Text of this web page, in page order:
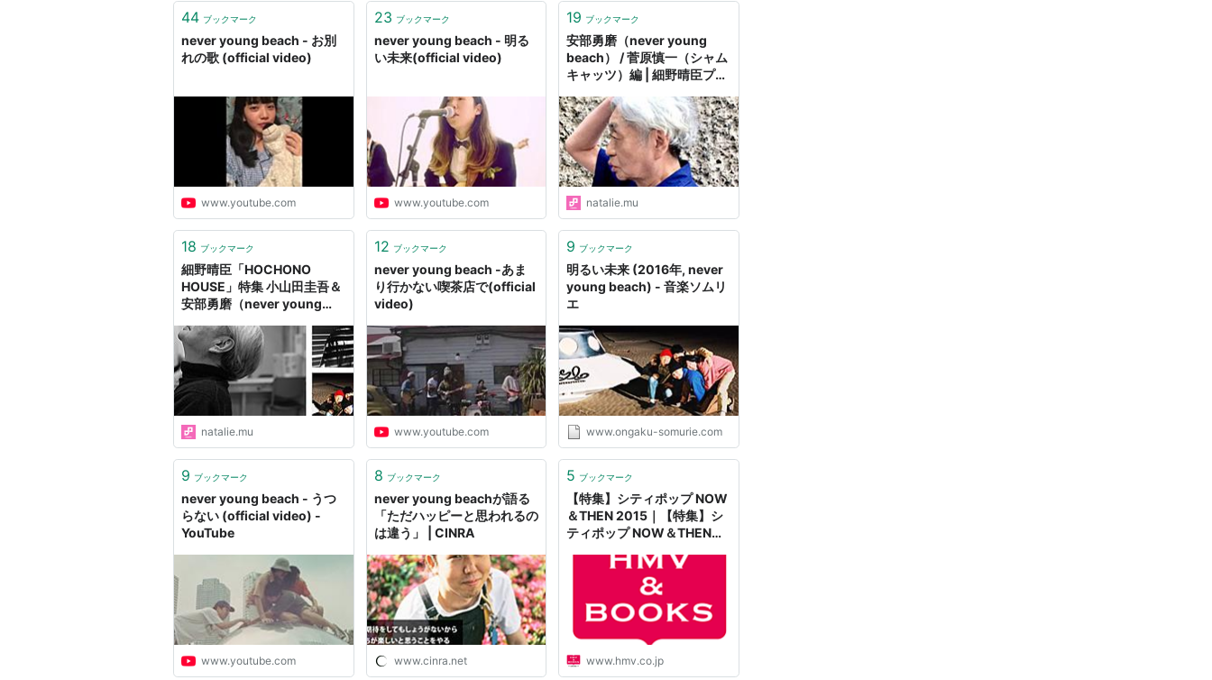
44 ブックマーク
never young beach - お別
れの歌 (official video)
www.youtube.com
23 ブックマーク
never young beach - 明る
い未来(official video)
www.youtube.com
19 ブックマーク
安部勇磨（never young
beach） / 菅原慎一（シャム
キャッツ）編 | 細野晴臣プレ
ん、私の晴臣さん」 第2回 -
音楽ナタリー コラム
natalie.mu
18 ブックマーク
細野晴臣「HOCHONO
HOUSE」特集 小山田圭吾＆
安部勇磨（never young
子を継ぐ2人のミュージシャ
ンが語る細野晴臣とは？ - 音
楽ナタリー 特集・インタビ
ュー
natalie.mu
12 ブックマーク
never young beach -あま
り行かない喫茶店で(official
video)
www.youtube.com
9 ブックマーク
明るい未来 (2016年, never
young beach) - 音楽ソムリ
エ
www.ongaku-somurie.com
9 ブックマーク
never young beach - うつ
らない (official video) -
YouTube
www.youtube.com
8 ブックマーク
never young beachが語る
「ただハッピーと思われるの
は違う」 | CINRA
www.cinra.net
5 ブックマーク
【特集】シティポップ NOW
＆THEN 2015｜【特集】シ
ティポップ NOW＆THEN
Awesome City Club (((さ
らうんど))) Sugar's
Campaign ikkubaru Lucky
Tapes never young beach
Yogee New Waves 関口シ
ンゴ 1983 Special Favorite
Music 北園みなみ あっぷる
www.hmv.co.jp